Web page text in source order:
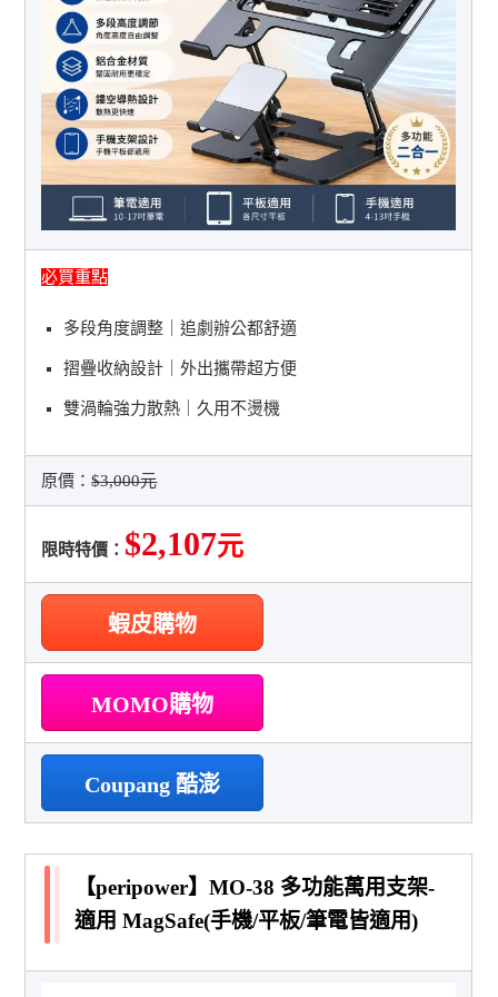
必買重點
多段角度調整｜追劇辦公都舒適
摺疊收納設計｜外出攜帶超方便
雙渦輪強力散熱｜久用不燙機
原價：$3,000元
限時特價： $2,107元
蝦皮購物
MOMO購物
Coupang 酷澎
【peripower】MO-38 多功能萬用支架-
適用 MagSafe(手機/平板/筆電皆適用)